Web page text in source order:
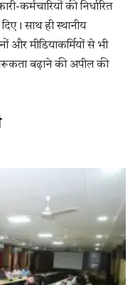
कर्मचारियों की निर्धारित
साथ ही स्थानीय
और मीडियाकर्मियों से भी
बढ़ाने की अपील की